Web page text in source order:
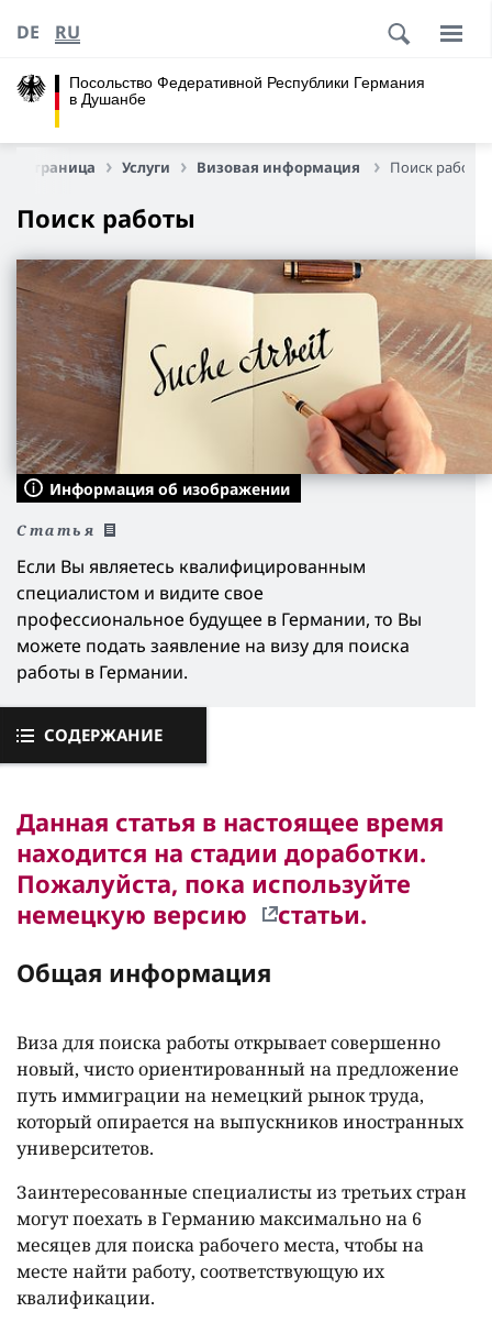
Посольство Федеративной Республики Германия
в Душанбе
DE RU
страница Услуги Визовая информация Поиск работы
Поиск работы
Информация об изображении
Статья
Если Вы являетесь квалифицированным
специалистом и видите свое
профессиональное будущее в Германии, то Вы
можете подать заявление на визу для поиска
работы в Германии.
СОДЕРЖАНИЕ
Данная статья в настоящее время
находится на стадии доработки.
Пожалуйста, пока используйте
немецкую версию
статьи.
Общая информация
Виза для поиска работы открывает совершенно
новый, чисто ориентированный на предложение
путь иммиграции на немецкий рынок труда,
который опирается на выпускников иностранных
университетов.
Заинтересованные специалисты из третьих стран
могут поехать в Германию максимально на 6
месяцев для поиска рабочего места, чтобы на
месте найти работу, соответствующую их
квалификации.